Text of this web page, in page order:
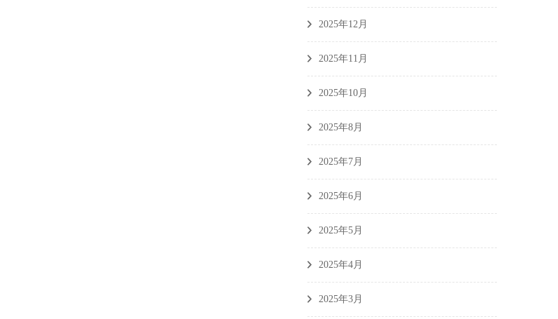
2025年12月
2025年11月
2025年10月
2025年8月
2025年7月
2025年6月
2025年5月
2025年4月
2025年3月